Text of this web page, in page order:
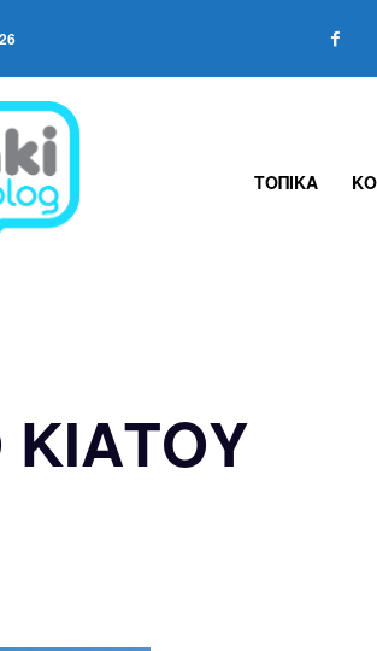
ΤΟΠΙΚΑ
ΚΙΑΤΟΥ